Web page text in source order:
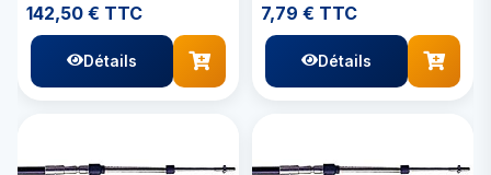
142,50 € TTC
Détails
7,79 € TTC
Détails